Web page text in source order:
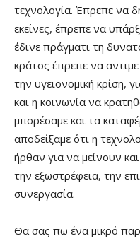
τεχνολογία. Έπρεπε να
εκείνες, έπρεπε να
έδινε πράγματι τη
κράτος έπρεπε να
την υγειονομική κρίση,
και η κοινωνία να
μπορέσαμε και τα
αποδείξαμε ότι η
ήρθαν για να μείνουν
την εξωστρέφεια, την
συνεργασία.
Θα σας πω ένα μικρό